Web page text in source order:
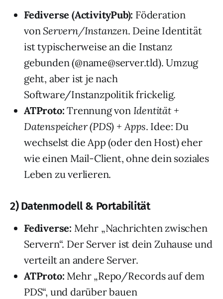
Fediverse (ActivityPub): Föderation
von Servern/Instanzen. Deine Identität
ist typischerweise an die Instanz
gebunden (@name@server.tld). Umzug
geht, aber ist je nach
Software/Instanzpolitik frickelig.
ATProto: Trennung von Identität +
Datenspeicher (PDS) + Apps. Idee: Du
wechselst die App (oder den Host) eher
wie einen Mail-Client, ohne dein soziales
Leben zu verlieren.
2) Datenmodell & Portabilität
Fediverse: Mehr „Nachrichten zwischen
Servern“. Der Server ist dein Zuhause und
verteilt an andere Server.
ATProto: Mehr „Repo/Records auf dem
PDS“, und darüber bauen